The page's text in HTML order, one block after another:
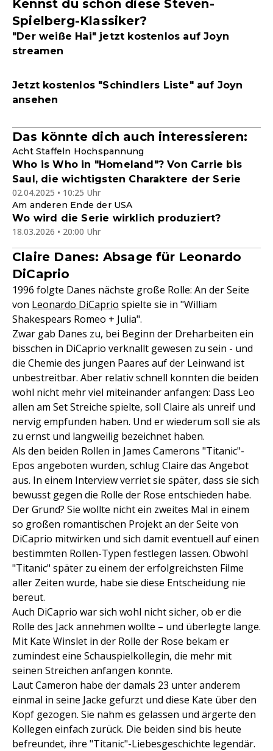
Kennst du schon diese Steven-
Spielberg-Klassiker?
"Der weiße Hai" jetzt kostenlos auf Joyn
streamen
Jetzt kostenlos "Schindlers Liste" auf Joyn
ansehen
Das könnte dich auch interessieren:
Acht Staffeln Hochspannung
Who is Who in "Homeland"? Von Carrie bis
Saul, die wichtigsten Charaktere der Serie
02.04.2025 • 10:25 Uhr
Am anderen Ende der USA
Wo wird die Serie wirklich produziert?
18.03.2026 • 20:00 Uhr
Claire Danes: Absage für Leonardo
DiCaprio
1996 folgte Danes nächste große Rolle: An der Seite
von Leonardo DiCaprio spielte sie in "William
Shakespears Romeo + Julia".
Zwar gab Danes zu, bei Beginn der Dreharbeiten ein
bisschen in DiCaprio verknallt gewesen zu sein - und
die Chemie des jungen Paares auf der Leinwand ist
unbestreitbar. Aber relativ schnell konnten die beiden
wohl nicht mehr viel miteinander anfangen: Dass Leo
allen am Set Streiche spielte, soll Claire als unreif und
nervig empfunden haben. Und er wiederum soll sie als
zu ernst und langweilig bezeichnet haben.
Als den beiden Rollen in James Camerons "Titanic"-
Epos angeboten wurden, schlug Claire das Angebot
aus. In einem Interview verriet sie später, dass sie sich
bewusst gegen die Rolle der Rose entschieden habe.
Der Grund? Sie wollte nicht ein zweites Mal in einem
so großen romantischen Projekt an der Seite von
DiCaprio mitwirken und sich damit eventuell auf einen
bestimmten Rollen-Typen festlegen lassen. Obwohl
"Titanic" später zu einem der erfolgreichsten Filme
aller Zeiten wurde, habe sie diese Entscheidung nie
bereut.
Auch DiCaprio war sich wohl nicht sicher, ob er die
Rolle des Jack annehmen wollte – und überlegte lange.
Mit Kate Winslet in der Rolle der Rose bekam er
zumindest eine Schauspielkollegin, die mehr mit
seinen Streichen anfangen konnte.
Laut Cameron habe der damals 23 unter anderem
einmal in seine Jacke gefurzt und diese Kate über den
Kopf gezogen. Sie nahm es gelassen und ärgerte den
Kollegen einfach zurück. Die beiden sind bis heute
befreundet, ihre "Titanic"-Liebesgeschichte legendär.